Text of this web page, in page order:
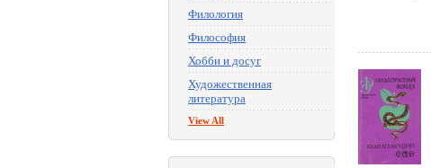
Филология
Философия
Хобби и досуг
Художественная
литература
View All